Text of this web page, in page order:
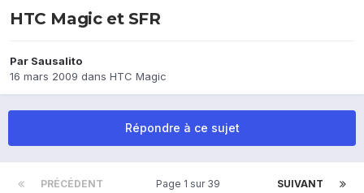
HTC Magic et SFR
Par Sausalito
16 mars 2009 dans HTC Magic
Répondre à ce sujet
PRÉCÉDENT SUIVANT
Page 1 sur 39